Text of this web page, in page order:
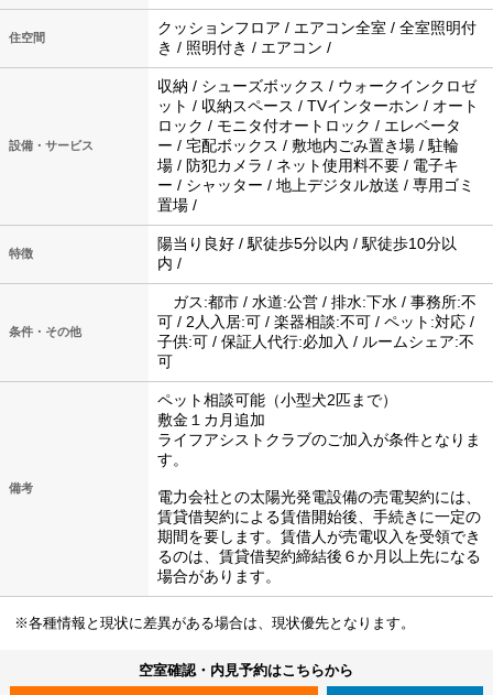
住空間
クッションフロア / エアコン全室 / 全室照明付
き / 照明付き / エアコン /
設備・サービス
収納 / シューズボックス / ウォークインクロゼ
ット / 収納スペース / TVインターホン / オート
ロック / モニタ付オートロック / エレベータ
ー / 宅配ボックス / 敷地内ごみ置き場 / 駐輪
場 / 防犯カメラ / ネット使用料不要 / 電子キ
ー / シャッター / 地上デジタル放送 / 専用ゴミ
置場 /
特徴
陽当り良好 / 駅徒歩5分以内 / 駅徒歩10分以
内 /
条件・その他
ガス:都市 / 水道:公営 / 排水:下水 / 事務所:不
可 / 2人入居:可 / 楽器相談:不可 / ペット:対応 /
子供:可 / 保証人代行:必加入 / ルームシェア:不
可
備考
ペット相談可能（小型犬2匹まで）
敷金１カ月追加
ライフアシストクラブのご加入が条件となりま
す。
電力会社との太陽光発電設備の売電契約には、
賃貸借契約による賃借開始後、手続きに一定の
期間を要します。賃借人が売電収入を受領でき
るのは、賃貸借契約締結後６か月以上先になる
場合があります。
※各種情報と現状に差異がある場合は、現状優先となります。
空室確認・内見予約はこちらから